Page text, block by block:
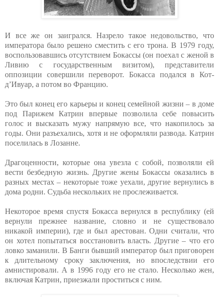
И все же он заигрался. Назрело такое недовольство, что
императора было решено сместить с его трона. В 1979 году,
воспользовавшись отсутствием Бокассы (он поехал с женой в
Ливию с государственным визитом), представители
оппозиции совершили переворот. Бокасса подался в Кот-
д’Ивуар, а потом во Францию.
Это был конец его карьеры и конец семейной жизни – в доме
под Парижем Катрин впервые позволила себе повысить
голос и высказать мужу напрямую все, что накопилось за
годы. Они разъехались, хотя и не оформляли развода. Катрин
поселилась в Лозанне.
Драгоценности, которые она увезла с собой, позволяли ей
вести безбедную жизнь. Другие жены Бокассы оказались в
разных местах – некоторые тоже уехали, другие вернулись в
дома родни. Судьба нескольких не прослеживается.
Некоторое время спустя Бокасса вернулся в республику (ей
вернули прежнее название, словно и не существовало
никакой империи), где и был арестован. Одни считали, что
он хотел попытаться восстановить власть. Другие – что его
ловко заманили. В Банги бывший император был приговорен
к длительному сроку заключения, но впоследствии его
амнистировали. А в 1996 году его не стало. Несколько жен,
включая Катрин, приезжали проститься с ним.